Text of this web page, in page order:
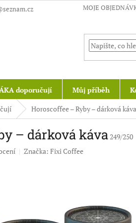
MOJE
doporučují Můj příběh
Horoscoffee – Ryby – dárková káva
– dárková káva249/250
Značka: Fixi Coffee